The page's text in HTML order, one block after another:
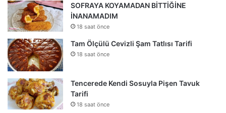
SOFRAYA KOYAMADAN BİTTİĞİNE
İNANAMADIM
18 saat önce
Tam Ölçülü Cevizli Şam Tatlısı Tarifi
18 saat önce
Tencerede Kendi Sosuyla Pişen Tavuk
Tarifi
18 saat önce